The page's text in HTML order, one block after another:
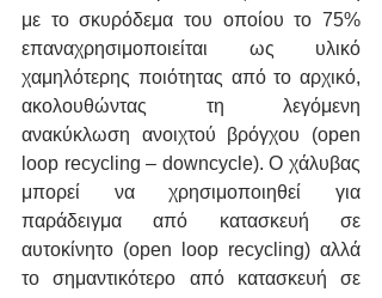
με το σκυρόδεμα του οποίου το 75%
επαναχρησιμοποιείται ως υλικό
χαμηλότερης ποιότητας από το αρχικό,
ακολουθώντας τη λεγόμενη
ανακύκλωση ανοιχτού βρόγχου (open
loop recycling – downcycle). Ο χάλυβας
μπορεί να χρησιμοποιηθεί για
παράδειγμα από κατασκευή σε
αυτοκίνητο (open loop recycling) αλλά
το σημαντικότερο από κατασκευή σε